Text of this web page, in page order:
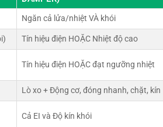
Ngăn cả lửa/nhiệt VÀ khói
Tín hiệu điện HOẶC Nhiệt độ cao
Tín hiệu điện HOẶC đạt ngưỡng nhiệt
Lò xo + Động cơ, đóng nhanh, chặt, kín
Cả EI và Độ kín khói